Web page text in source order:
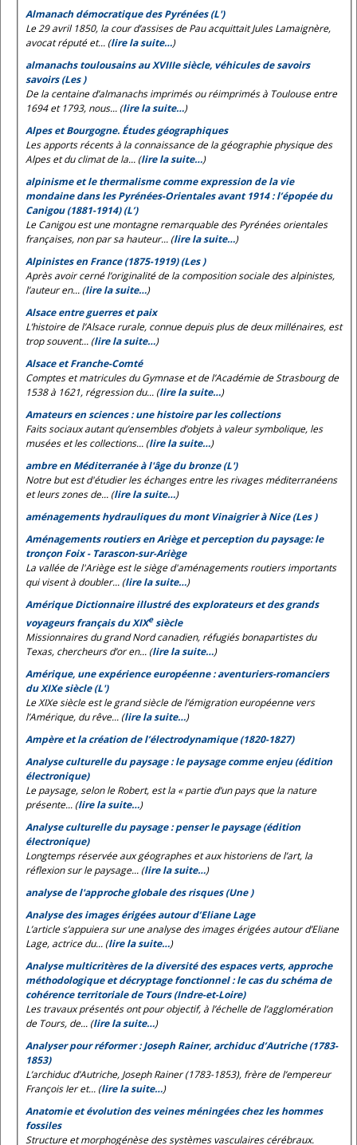
Almanach démocratique des Pyrénées (L')
Le 29 avril 1850, la cour d’assises de Pau acquittait Jules Lamaignère,
avocat réputé et... (lire la suite…)
almanachs toulousains au XVIIIe siècle, véhicules de savoirs
savoirs (Les )
De la centaine d’almanachs imprimés ou réimprimés à Toulouse entre
1694 et 1793, nous... (lire la suite…)
Alpes et Bourgogne. Études géographiques
Les apports récents à la connaissance de la géographie physique des
Alpes et du climat de la... (lire la suite…)
alpinisme et le thermalisme comme expression de la vie
mondaine dans les Pyrénées-Orientales avant 1914 : l’épopée du
Canigou (1881-1914) (L’)
Le Canigou est une montagne remarquable des Pyrénées orientales
françaises, non par sa hauteur... (lire la suite…)
Alpinistes en France (1875-1919) (Les )
Après avoir cerné l’originalité de la composition sociale des alpinistes,
l’auteur en... (lire la suite…)
Alsace entre guerres et paix
L’histoire de l’Alsace rurale, connue depuis plus de deux millénaires, est
trop souvent... (lire la suite…)
Alsace et Franche-Comté
Comptes et matricules du Gymnase et de l’Académie de Strasbourg de
1538 à 1621, régression du... (lire la suite…)
Amateurs en sciences : une histoire par les collections
Faits sociaux autant qu’ensembles d’objets à valeur symbolique, les
musées et les collections... (lire la suite…)
ambre en Méditerranée à l'âge du bronze (L')
Notre but est d'étudier les échanges entre les rivages méditerranéens
et leurs zones de... (lire la suite…)
aménagements hydrauliques du mont Vinaigrier à Nice (Les )
Aménagements routiers en Ariège et perception du paysage: le
tronçon Foix - Tarascon-sur-Ariège
La vallée de l'Ariège est le siège d'aménagements routiers importants
qui visent à doubler... (lire la suite…)
Amérique Dictionnaire illustré des explorateurs et des grands
voyageurs français du XIXesiècle
Missionnaires du grand Nord canadien, réfugiés bonapartistes du
Texas, chercheurs d’or en... (lire la suite…)
Amérique, une expérience européenne : aventuriers-romanciers
du XIXe siècle (L')
Le XIXe siècle est le grand siècle de l’émigration européenne vers
l’Amérique, du rêve... (lire la suite…)
Ampère et la création de l’électrodynamique (1820-1827)
Analyse culturelle du paysage : le paysage comme enjeu (édition
électronique)
Le paysage, selon leRobert, est la « partie d’un pays que la nature
présente... (lire la suite…)
Analyse culturelle du paysage : penser le paysage (édition
électronique)
Longtemps réservée aux géographes et aux historiens de l’art, la
réflexion sur le paysage... (lire la suite…)
analyse de l'approche globale des risques (Une )
Analyse des images érigées autour d’Eliane Lage
L’article s’appuiera sur une analyse des images érigées autour d’Eliane
Lage, actrice du... (lire la suite…)
Analyse multicritères de la diversité des espaces verts, approche
méthodologique et décryptage fonctionnel : le cas du schéma de
cohérence territoriale de Tours (Indre-et-Loire)
Les travaux présentés ont pour objectif, à l’échelle de l’agglomération
de Tours, de... (lire la suite…)
Analyser pour réformer : Joseph Rainer, archiduc d’Autriche (1783-
1853)
L’archiduc d’Autriche, Joseph Rainer (1783-1853), frère de l’empereur
François Ier et... (lire la suite…)
Anatomie et évolution des veines méningées chez les hommes
fossiles
Structure et morphogénèse des systèmes vasculaires cérébraux.